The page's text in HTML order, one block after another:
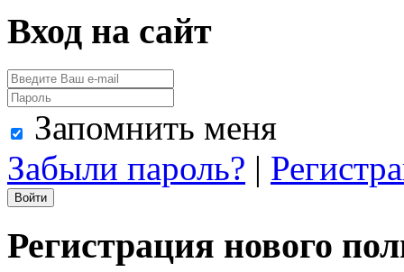
Вход на сайт
Запомнить меня
Забыли пароль? |
Регистрация нового